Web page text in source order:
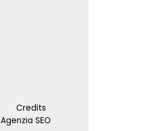
Credits
Agenzia SEO